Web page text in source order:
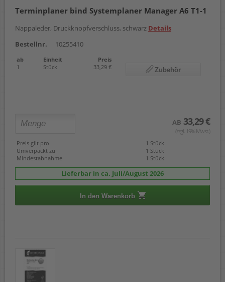
Terminplaner bind Systemplaner Manager A6 T1-1
Nappaleder, Druckknopfverschluss, schwarz Details
Bestellnr.
10255410
ab Einheit
Preis
1
Stück 33,29 € Zubehör
AB 33,29 €
(zzgl. 19% Mwst.)
Preis gilt pro
1 Stück
Umverpackt zu
1 Stück
Mindestabnahme
1 Stück
Lieferbar in ca. Juli/August 2026
In den Warenkorb